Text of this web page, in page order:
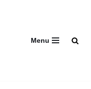
Menu